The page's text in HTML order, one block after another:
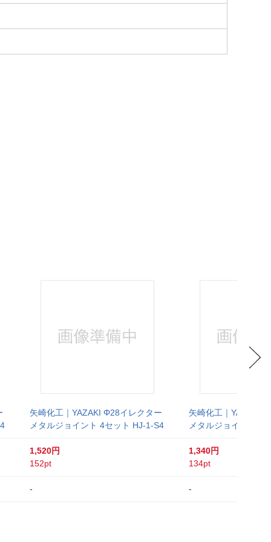
矢崎化工｜YAZAKI Φ28イレクター
メタルジョイント 4セット HJ-1-S4
1,520円
152pt
-
矢崎化工｜YAZAKI
メタルジョイント
1,340円
134pt
-